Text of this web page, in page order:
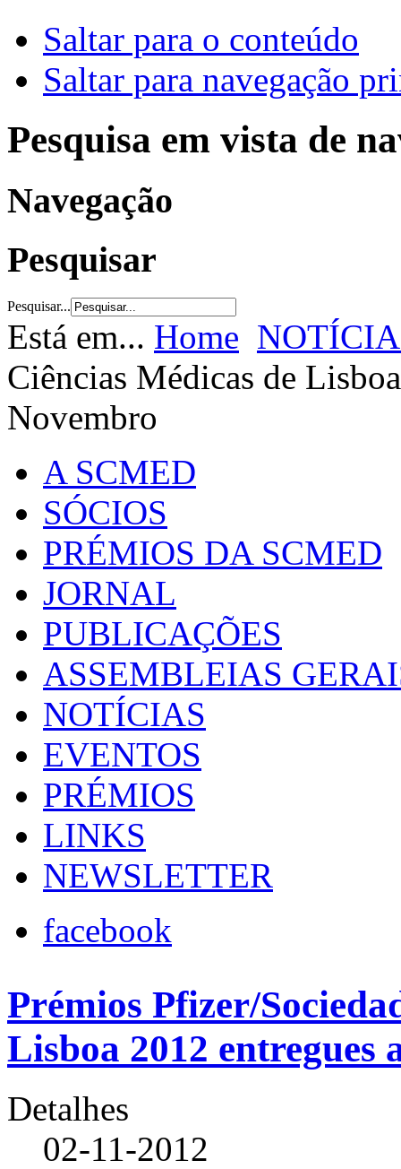
Saltar para o conteúdo
Saltar para navegação
Pesquisa em vista de
Navegação
Pesquisar
Pesquisar...
Está em... Home
Ciências Médicas de
Novembro
A SCMED
SÓCIOS
PRÉMIOS DA SCMED
JORNAL
PUBLICAÇÕES
ASSEMBLEIAS
NOTÍCIAS
EVENTOS
PRÉMIOS
LINKS
NEWSLETTER
facebook
Prémios Pfizer/
Lisboa 2012 entregues
Detalhes
02-11-2012